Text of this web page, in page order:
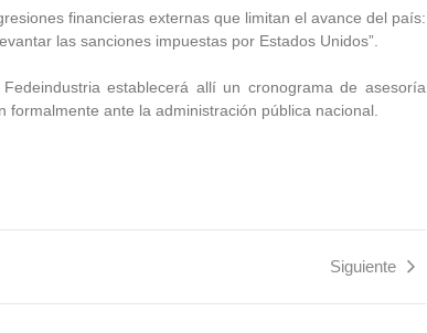
financieras externas que limitan el avance del país:
las sanciones impuestas por Estados Unidos”.
establecerá allí un cronograma de asesoría
ante la administración pública nacional.
Siguiente